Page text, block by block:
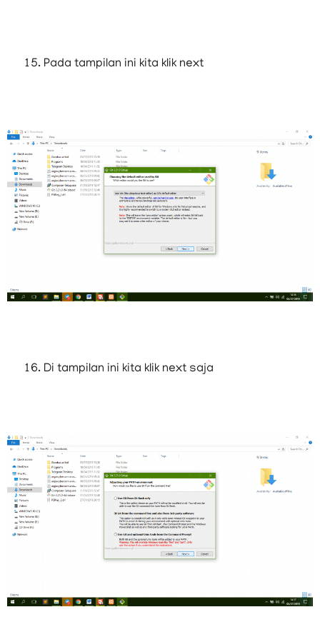
Pada tampilan ini kita klik next
Di tampilan ini kita klik next saja